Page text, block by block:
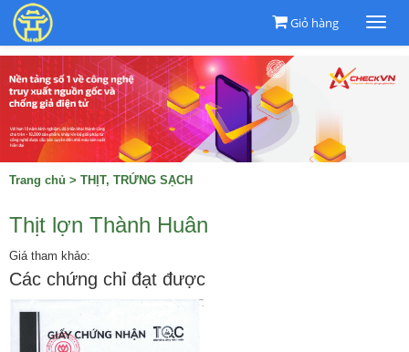
Giỏ hàng
Trang chủ > THỊT, TRỨNG SẠCH
Thịt lợn Thành Huân
Giá tham khảo:
Các chứng chỉ đạt được